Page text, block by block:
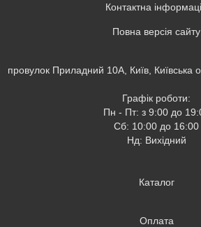
Контактна
Повна версія сайту
провулок Приладний 10А, Київ, Київська
Графік роботи:
Пн - Пт: з 9:00 до
Сб: 10:00 до 16:00
Нд: Вихідний
Каталог
Оплата